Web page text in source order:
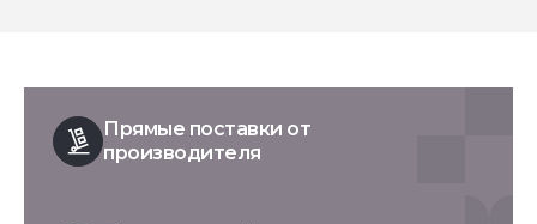
Прямые поставки от
производителя